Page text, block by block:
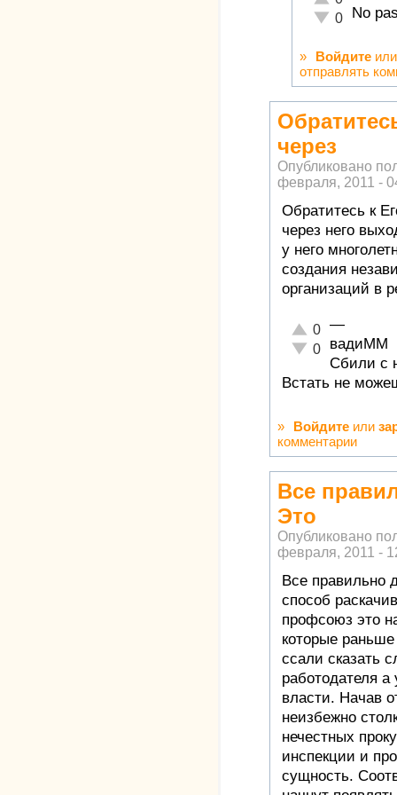
Неадекватно!
0
No
» Войдите
отправлять
через
Опубликовано
февраля, 2011 -
Обратитесь к
через него
у него
создания
организаций в
Отлично!
0
Неадекватно!
0
—
вадиММ
Сбили с
Встать не
» Войдите или
комментарии
Все
Это
Опубликовано
февраля, 2011 -
Все правильно
способ
профсоюз это
которые
ссали сказать
работодателя
власти. Начав
неизбежно
нечестных
инспекции и
сущность.